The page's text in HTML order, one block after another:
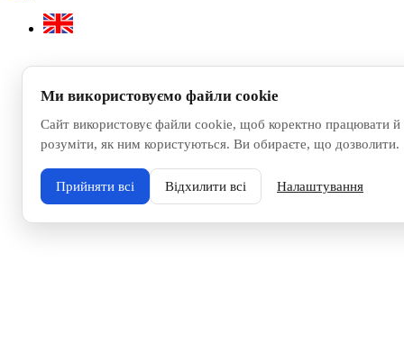
Ми використовуємо файли cookie
Сайт використовує файли cookie, щоб коректно працювати й
розуміти, як ним користуються. Ви обираєте, що дозволити.
Прийняти всі Відхилити всі Налаштування